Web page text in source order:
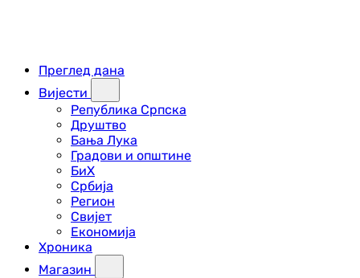
Преглед дана
Вијести
Република Српска
Друштво
Бања Лука
Градови и општине
БиХ
Србија
Регион
Свијет
Економија
Хроника
Магазин